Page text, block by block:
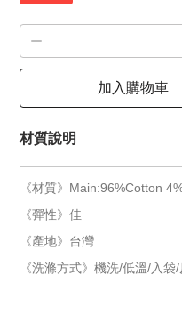
加入購物車
材質說明
《材質》Main:96%Cotton
《彈性》佳
《產地》台灣
《洗滌方式》機洗/低溫/入